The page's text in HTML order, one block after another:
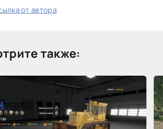
от автора
также: